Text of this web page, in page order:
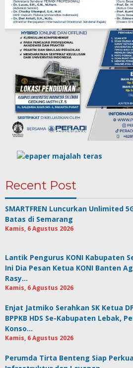
Recent Post
SMARTFREN Luncurkan Unlimited
Batas di Semarang
Kamis, 6 Agustus 2026
Lantik Pengurus KONI Kabupaten
Ini Dia Pesan Ketua KONI Banten
Rasy…
Kamis, 6 Agustus 2026
Enjat Jatmiko Serahkan SK Ketua
BPPKB HDS Se-Kabupaten Lebak,
Konso…
Kamis, 6 Agustus 2026
Perumda Tirta Benteng Siap